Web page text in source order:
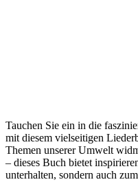
Tauchen Sie ein in die
mit diesem vielseitigen
Themen unserer Umwelt
– dieses Buch bietet
unterhalten, sondern auch